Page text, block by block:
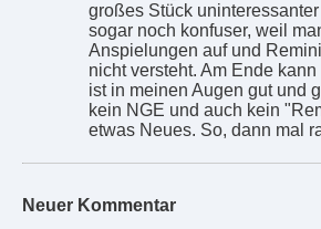
großes Stück
sogar noch konfuser, weil
Anspielungen auf und
nicht versteht. Am Ende
ist in meinen Augen gut und
kein NGE und auch kein
etwas Neues. So, dann mal
Neuer Kommentar